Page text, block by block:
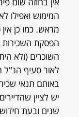
המימוש ואפילו
מראש. כמו כן
הפסקת
השוכרים (ולא
לאור סעיף הנ"ל
באותם תנאי
יש לציין
שנים ובעת